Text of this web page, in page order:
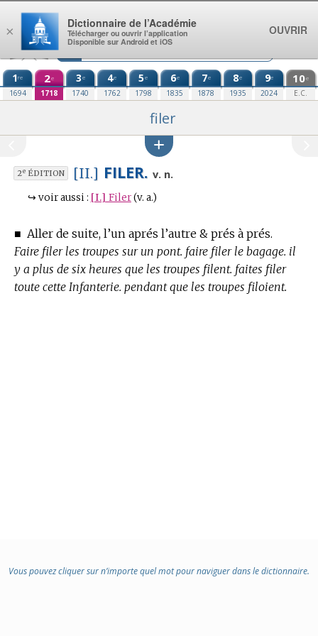
Aller au contenu
1re
1694
2e
1718
3e
1740
4e
1762
5e
1798
6e
1835
7e
1878
8e
1935
9e
2024
10e
E.C.
filer
2eÉDITION [II.] FILER. v. n.
↪ voir aussi : [I.] Filer (v. a.)
■ Aller de suite, l’un aprés l’autre & prés à prés.
Faire filer les troupes sur un pont. faire filer le bagage. il
y a plus de six heures que les troupes filent. faites filer
toute cette Infanterie. pendant que les troupes filoient.
Vous pouvez cliquer sur n’importe quel mot pour naviguer dans le dictionnaire.
×
Dictionnaire de l’Académie
Télécharger ou ouvrir l’application
Disponible sur Android et iOS
OUVRIR